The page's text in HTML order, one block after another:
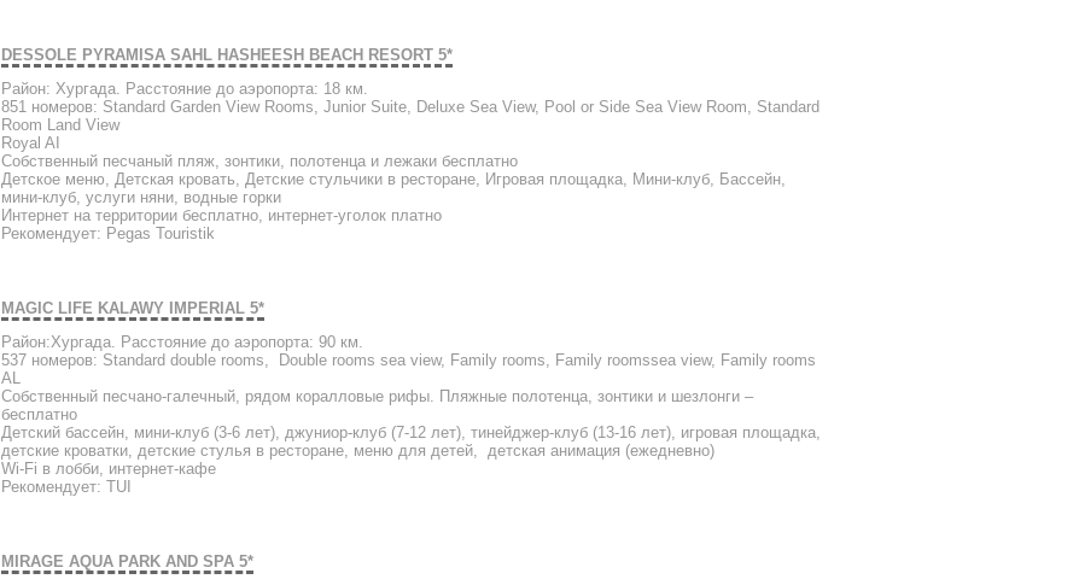
DESSOLE PYRAMISA SAHL HASHEESH BEACH RESORT 5*
Район: Хургада. Расстояние до аэропорта: 18 км.
851 номеров: Standard Garden View Rooms, Junior Suite, Deluxe Sea View, Pool or Side Sea View Room, Standard
Room Land View
Royal AI
Собственный песчаный пляж, зонтики, полотенца и лежаки бесплатно
Детское меню, Детская кровать, Детские стульчики в ресторане, Игровая площадка, Мини-клуб, Бассейн,
мини-клуб, услуги няни, водные горки
Интернет на территории бесплатно, интернет-уголок платно
Рекомендует: Pegas Touristik
MAGIC LIFE KALAWY IMPERIAL 5*
Район:Хургада. Расстояние до аэропорта: 90 км.
537 номеров: Standard double rooms, Double rooms sea view, Family rooms, Family roomssea view, Family rooms
AL
Собственный песчано-галечный, рядом коралловые рифы. Пляжные полотенца, зонтики и шезлонги –
бесплатно
Детский бассейн, мини-клуб (3-6 лет), джуниор-клуб (7-12 лет), тинейджер-клуб (13-16 лет), игровая площадка,
детские кроватки, детские стулья в ресторане, меню для детей, детская анимация (ежедневно)
Wi-Fi в лобби, интернет-кафе
Рекомендует: TUI
MIRAGE AQUA PARK AND SPA 5*